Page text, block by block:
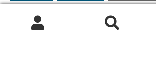
Financiado por el Programa KIT
Recuperación, Transformación y